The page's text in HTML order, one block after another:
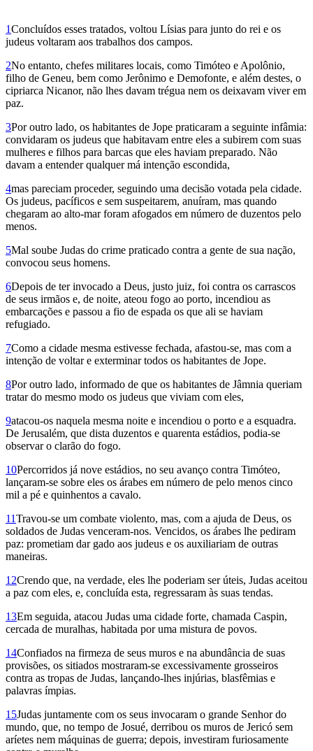
1Concluídos esses tratados, voltou Lísias para junto do rei e os
judeus voltaram aos trabalhos dos campos.
2No entanto, chefes militares locais, como Timóteo e Apolônio,
filho de Geneu, bem como Jerônimo e Demofonte, e além destes, o
cipriarca Nicanor, não lhes davam trégua nem os deixavam viver em
paz.
3Por outro lado, os habitantes de Jope praticaram a seguinte infâmia:
convidaram os judeus que habitavam entre eles a subirem com suas
mulheres e filhos para barcas que eles haviam preparado. Não
davam a entender qualquer má intenção escondida,
4mas pareciam proceder, seguindo uma decisão votada pela cidade.
Os judeus, pacíficos e sem suspeitarem, anuíram, mas quando
chegaram ao alto-mar foram afogados em número de duzentos pelo
menos.
5Mal soube Judas do crime praticado contra a gente de sua nação,
convocou seus homens.
6Depois de ter invocado a Deus, justo juiz, foi contra os carrascos
de seus irmãos e, de noite, ateou fogo ao porto, incendiou as
embarcações e passou a fio de espada os que ali se haviam
refugiado.
7Como a cidade mesma estivesse fechada, afastou-se, mas com a
intenção de voltar e exterminar todos os habitantes de Jope.
8Por outro lado, informado de que os habitantes de Jâmnia queriam
tratar do mesmo modo os judeus que viviam com eles,
9atacou-os naquela mesma noite e incendiou o porto e a esquadra.
De Jerusalém, que dista duzentos e quarenta estádios, podia-se
observar o clarão do fogo.
10Percorridos já nove estádios, no seu avanço contra Timóteo,
lançaram-se sobre eles os árabes em número de pelo menos cinco
mil a pé e quinhentos a cavalo.
11Travou-se um combate violento, mas, com a ajuda de Deus, os
soldados de Judas venceram-nos. Vencidos, os árabes lhe pediram
paz: prometiam dar gado aos judeus e os auxiliariam de outras
maneiras.
12Crendo que, na verdade, eles lhe poderiam ser úteis, Judas aceitou
a paz com eles, e, concluída esta, regressaram às suas tendas.
13Em seguida, atacou Judas uma cidade forte, chamada Caspin,
cercada de muralhas, habitada por uma mistura de povos.
14Confiados na firmeza de seus muros e na abundância de suas
provisões, os sitiados mostraram-se excessivamente grosseiros
contra as tropas de Judas, lançando-lhes injúrias, blasfêmias e
palavras ímpias.
15Judas juntamente com os seus invocaram o grande Senhor do
mundo, que, no tempo de Josué, derribou os muros de Jericó sem
aríetes nem máquinas de guerra; depois, investiram furiosamente